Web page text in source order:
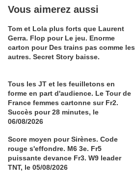
Vous aimerez aussi
Tom et Lola plus forts que Laurent
Gerra. Flop pour Le jeu. Enorme
carton pour Des trains pas comme les
autres. Secret Story baisse.
Tous les JT et les feuilletons en
forme en part d'audience. Le Tour de
France femmes cartonne sur Fr2.
Succès pour 28 minutes, le
06/08/2026
Score moyen pour Sirènes. Code
rouge s'effondre. M6 3e. Fr5
puissante devance Fr3. W9 leader
TNT, le 05/08/2026